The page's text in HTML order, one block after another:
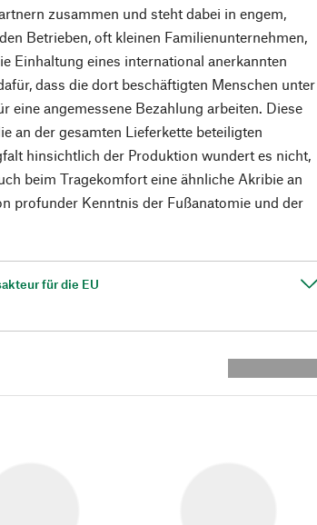
zusammen und steht dabei in engem,
Betrieben, oft kleinen Familienunternehmen,
Einhaltung eines international anerkannten
dass die dort beschäftigten Menschen unter
eine angemessene Bezahlung arbeiten. Diese
an der gesamten Lieferkette beteiligten
hinsichtlich der Produktion wundert es nicht,
beim Tragekomfort eine ähnliche Akribie an
profunder Kenntnis der Fußanatomie und der
für die EU